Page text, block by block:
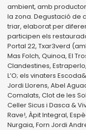
ambient, amb
la zona. Degustació de
triar, elaborat per
participen els
Portal 22, Txar3verd
Mas Folch, Quinoa, El
Clandestines,
L’O; els vinaters
Jordi Llorens, Abel
Comalats, Clot de les
Celler Sicus i Dasca &
Rave!, Àpit Integral,
Nurgaia, Forn Jordi